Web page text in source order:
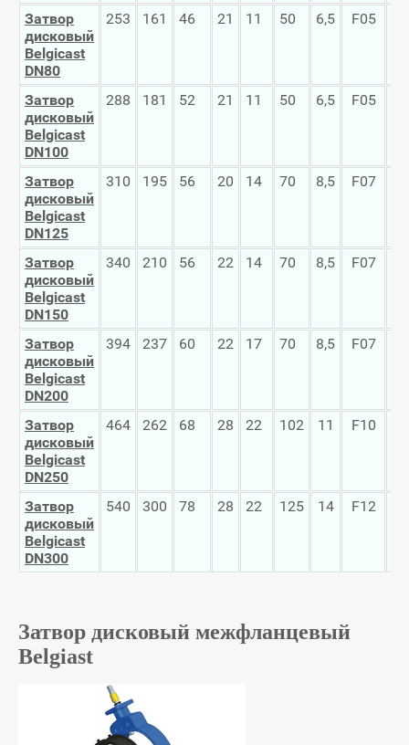
Затвор
дисковый
Belgicast
DN80
253 161 46 21 11 50 6,5 F05
Затвор
дисковый
Belgicast
DN100
288 181 52 21 11 50 6,5 F05
Затвор
дисковый
Belgicast
DN125
310 195 56 20 14 70 8,5 F07
Затвор
дисковый
Belgicast
DN150
340 210 56 22 14 70 8,5 F07
Затвор
дисковый
Belgicast
DN200
394 237 60 22 17 70 8,5 F07
Затвор
дисковый
Belgicast
DN250
464 262 68 28 22 102 11 F10
Затвор
дисковый
Belgicast
DN300
540 300 78 28 22 125 14 F12
Затвор дисковый межфланцевый
Belgiast